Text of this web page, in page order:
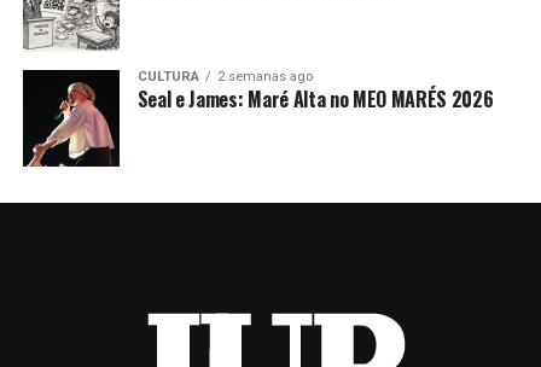
CULTURA 2 semanas ago
Seal e James: Maré Alta no MEO MARÉS 2026